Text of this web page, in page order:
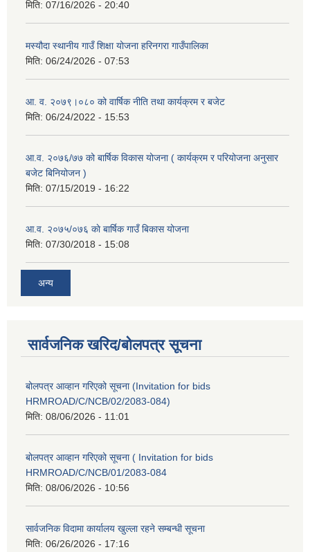
मिति: 07/16/2026 - 20:40
मस्यौदा स्थानीय गाउँ शिक्षा योजना हरिनगरा गाउँपालिका
मिति: 06/24/2026 - 07:53
आ. व. २०७९।०८० को वार्षिक नीति तथा कार्यक्रम र बजेट
मिति: 06/24/2022 - 15:53
आ.व. २०७६/७७ को बार्षिक विकास योजना ( कार्यक्रम र परियोजना अनुसार
बजेट बिनियोजन )
मिति: 07/15/2019 - 16:22
आ.व. २०७५/०७६ काे बार्षिक गाउँ बिकास योजना
मिति: 07/30/2018 - 15:08
अन्य
सार्वजनिक खरिद/बोलपत्र सूचना
बोलपत्र आव्हान गरिएको सूचना (Invitation for bids
HRMROAD/C/NCB/02/2083-084)
मिति: 08/06/2026 - 11:01
बोलपत्र आव्हान गरिएको सूचना ( Invitation for bids
HRMROAD/C/NCB/01/2083-084
मिति: 08/06/2026 - 10:56
सार्वजनिक विदामा कार्यालय खुल्ला रहने सम्बन्धी सूचना
मिति: 06/26/2026 - 17:16